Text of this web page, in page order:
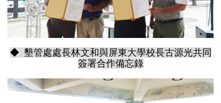
◆ 墾管處處長林文和與屏東大學校長古源光共同
簽署合作備忘錄